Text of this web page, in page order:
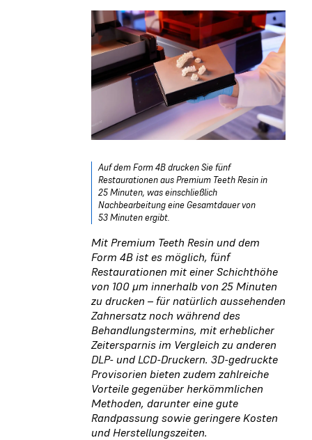
Auf dem Form 4B drucken Sie fünf
Restaurationen aus Premium Teeth Resin in
25 Minuten, was einschließlich
Nachbearbeitung eine Gesamtdauer von
53 Minuten ergibt.
Mit Premium Teeth Resin und dem
Form 4B ist es möglich, fünf
Restaurationen mit einer Schichthöhe
von 100 μm innerhalb von 25 Minuten
zu drucken – für natürlich aussehenden
Zahnersatz noch während des
Behandlungstermins, mit erheblicher
Zeitersparnis im Vergleich zu anderen
DLP- und LCD-Druckern. 3D-gedruckte
Provisorien bieten zudem zahlreiche
Vorteile gegenüber herkömmlichen
Methoden, darunter eine gute
Randpassung sowie geringere Kosten
und Herstellungszeiten.